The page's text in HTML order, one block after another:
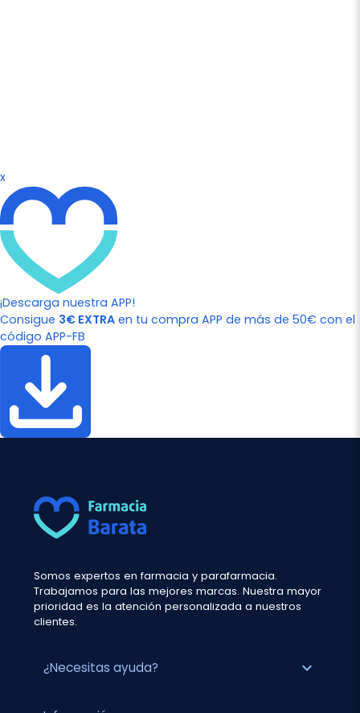
x
¡Descarga nuestra APP!
Consigue 3€ EXTRA en tu compra APP de más de 50€ con el
código APP-FB
Somos expertos en farmacia y parafarmacia.
Trabajamos para las mejores marcas. Nuestra mayor
prioridad es la atención personalizada a nuestros
clientes.
¿Necesitas ayuda? expand_more